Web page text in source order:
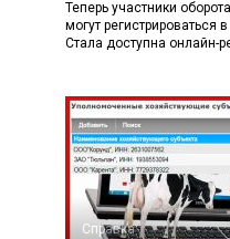
Теперь участники
могут регистрироваться
Стала доступна онлайн-
Справка